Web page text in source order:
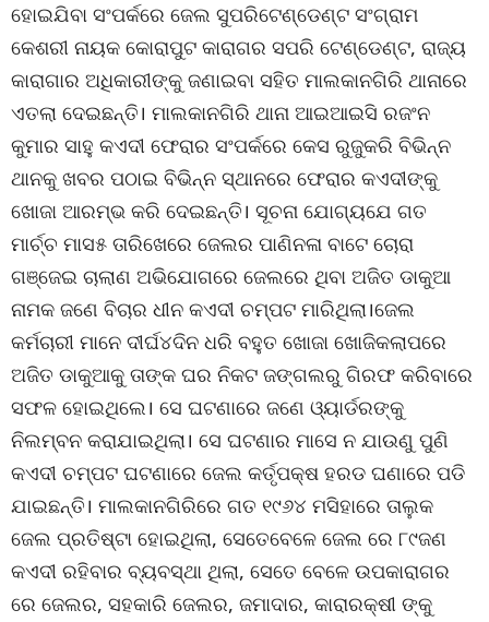
ହୋଇଯିବା ସଂପର୍କରେ ଜେଲ ସୁପରିଟେଣ୍ଡେଣ୍ଟ ସଂଗ୍ରାମ
କେଶରୀ ନାୟକ କୋରାପୁଟ କାରାଗର ସପରି ଟେଣ୍ଡେଣ୍ଟ, ରାଜ୍ୟ
କାରାଗାର ଅଧିକାରୀଙ୍କୁ ଜଣାଇବା ସହିତ ମାଲକାନଗିରି ଥାନାରେ
ଏତଲା ଦେଇଛନ୍ତି। ମାଲକାନଗିରି ଥାନା ଆଇଆଇସି ରଜଂନ
କୁମାର ସାହୁ କଏଦୀ ଫେରାର ସଂପର୍କରେ କେସ ରୁଜୁକରି ବିଭିନ୍ନ
ଥାନକୁ ଖବର ପଠାଇ ବିଭିନ୍ନ ସ୍ଥାନରେ ଫେରାର କଏଦୀଙ୍କୁ
ଖୋଜା ଆରମ୍ଭ କରି ଦେଇଛନ୍ତି। ସୂଚନା ଯୋଗ୍ୟଯେ ଗତ
ମାର୍ଚ୍ଚ ମାସ୫ ତାରିଖେରେ ଜେଲର ପାଣିନଳା ବାଟେ ଚୋରା
ଗଞ୍ଜେଇ ଚାଲାଣ ଅଭିଯୋଗରେ ଜେଲରେ ଥିବା ଅଜିତ ଡାକୁଆ
ନାମକ ଜଣେ ବିଚାର ଧୀନ କଏଦୀ ଚମ୍ପଟ ମାରିଥିଲା।ଜେଲ
କର୍ମଚାରୀ ମାନେ ଦୀର୍ଘ୪ଦିନ ଧରି ବହୁତ ଖୋଜା ଖୋଜିକଲାପରେ
ଅଜିତ ଡାକୁଆକୁ ତାଙ୍କ ଘର ନିକଟ ଜଙ୍ଗଲରୁ ଗିରଫ କରିବାରେ
ସଫଳ ହୋଇଥିଲେ। ସେ ଘଟଣାରେ ଜଣେ ଓ୍ୟାର୍ଡରଙ୍କୁ
ନିଲମ୍ବନ କରାଯାଇଥିଲା। ସେ ଘଟଣାର ମାସେ ନ ଯାଉଣୁ ପୁଣି
କଏଦୀ ଚମ୍ପଟ ଘଟଣାରେ ଜେଲ କର୍ତୃପକ୍ଷ ହରଡ ଘଣାରେ ପଡି
ଯାଇଛନ୍ତି। ମାଲକାନଗିରିରେ ଗତ ୧୯୬୪ ମସିହାରେ ତାଲୁକ
ଜେଲ ପ୍ରତିଷ୍ଟା ହୋଇଥିଲା, ସେତେବେଳେ ଜେଲ ରେ ୮୯ଜଣ
କଏଦୀ ରହିବାର ବ୍ୟବସ୍ଥା ଥିଲା, ସେତେ ବେଳେ ଉପକାରାଗର
ରେ ଜେଲର, ସହକାରି ଜେଲର, ଜମାଦାର, କାରାରକ୍ଷୀ ଙ୍କୁ